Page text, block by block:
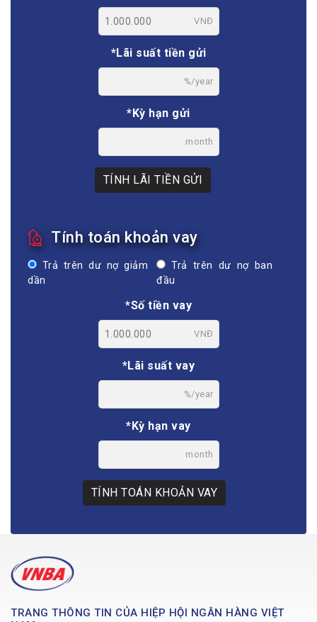
VNĐ
*Lãi suất tiền gửi
%/year
*Kỳ hạn gửi
month
TÍNH LÃI TIỀN GỬI
Tính toán khoản vay
Trả trên dư nợ giảm
dần
Trả trên dư nợ ban
đầu
*Số tiền vay
VNĐ
*Lãi suất vay
%/year
*Kỳ hạn vay
month
TÍNH TOÁN KHOẢN VAY
TRANG THÔNG TIN CỦA HIỆP HỘI NGÂN HÀNG VIỆT